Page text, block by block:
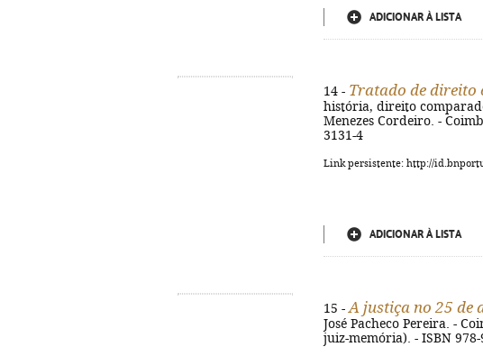
ADICIONAR À LISTA
14 - Tratado de direito
história, direito
Menezes Cordeiro. -
3131-4
Link persistente: http://
ADICIONAR À LISTA
15 - A justiça no 25 de
José Pacheco Pereira. -
juiz-memória). - ISBN 978-